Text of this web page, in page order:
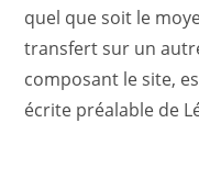
quel que soit le
transfert sur un
composant le site,
écrite préalable de